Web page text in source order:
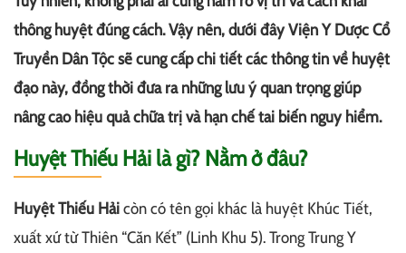
thông huyệt đúng cách. Vậy nên, dưới đây Viện Y Dược Cổ
Truyền Dân Tộc sẽ cung cấp chi tiết các thông tin về huyệt
đạo này, đồng thời đưa ra những lưu ý quan trọng giúp
nâng cao hiệu quả chữa trị và hạn chế tai biến nguy hiểm.
Huyệt Thiếu Hải là gì? Nằm ở đâu?
Huyệt Thiếu Hảicòn có tên gọi khác là huyệt Khúc Tiết,
xuất xứ từ Thiên “Căn Kết” (Linh Khu 5). Trong Trung Y